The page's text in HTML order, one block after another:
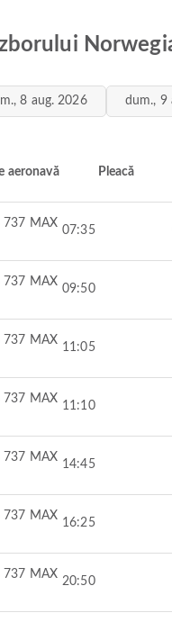
8 aug. 2026 dum., 9
aeronavă Pleacă
737 MAX
07:35
737 MAX
09:50
737 MAX
11:05
737 MAX
11:10
737 MAX
14:45
737 MAX
16:25
737 MAX
20:50